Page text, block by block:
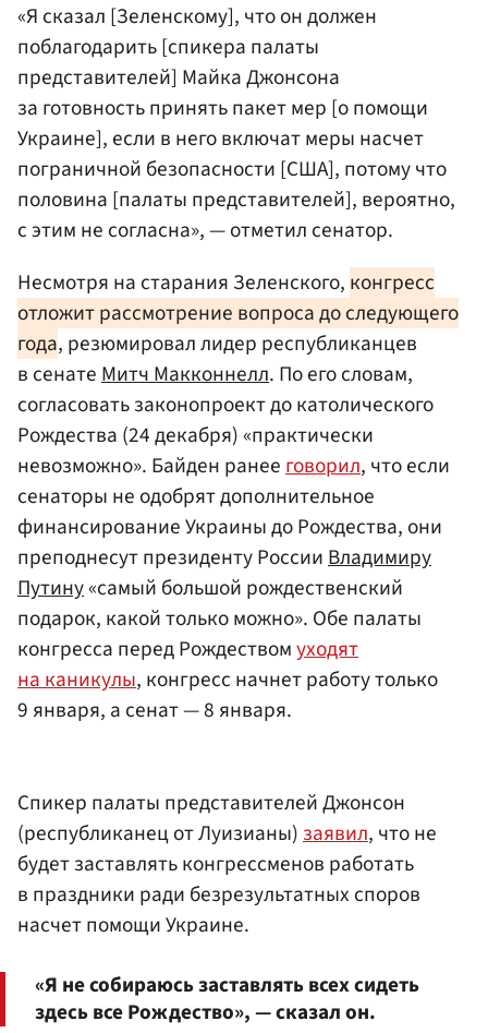
«Я сказал [Зеленскому], что он должен
поблагодарить [cпикера палаты
представителей] Майка Джонсона
за готовность принять пакет мер [о помощи
Украине], если в него включат меры насчет
пограничной безопасности [США], потому что
половина [палаты представителей], вероятно,
с этим не согласна», — отметил сенатор.
Несмотря на старания Зеленского, конгресс
отложит рассмотрение вопроса до следующего
года, резюмировал лидер республиканцев
в сенате Митч Макконнелл. По его словам,
согласовать законопроект до католического
Рождества (24 декабря) «практически
невозможно». Байден ранее говорил, что если
сенаторы не одобрят дополнительное
финансирование Украины до Рождества, они
преподнесут президенту России Владимиру
Путину«самый большой рождественский
подарок, какой только можно». Обе палаты
конгресса перед Рождествомуходят
на каникулы, конгресс начнет работу только
9 января, а сенат — 8 января.
Спикер палаты представителей Джонсон
(республиканец от Луизианы)заявил, что не
будет заставлять конгрессменов работать
в праздники ради безрезультатных споров
насчет помощи Украине.
«Я не собираюсь заставлять всех сидеть
здесь все Рождество», — сказал он.